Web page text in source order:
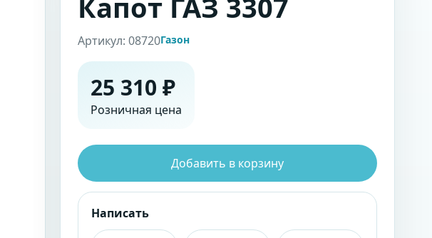
Артикул: 08720Газон
25 310 ₽
Розничная цена
Добавить в корзину
Написать